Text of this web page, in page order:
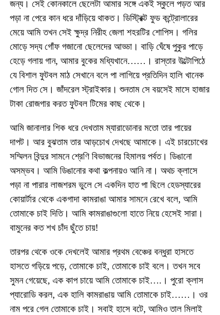
জন্য। সেই কোনকালে ছেলেটা আমার সঙ্গে একই স্কুলে পড়ত আর
পড়া না পেরে কান ধরে দাঁড়িয়ে থাকত। ডিস্ট্রিক্ট ফুড কন্ট্রোলারের
মেয়ে আমি তখন সেই ক্ষুদ্র নিরীহ জেলা শহরটির শোপিস। গলির
মোড়ে সদ্য গোঁফ গজানো ছেলেদের আড্ডা। বাড়ি ঘেঁষে পুকুর পাড়ে
হেড়ে গলায় গান, আমার বুকের মধ্যিখানে……। রাস্তার উল্টোপিঠে
যে বিশাল ফুটবল মাঠ সেখানে বলে পা লাগিয়ে প্রতিদিন হালি খানেক
গোল দিত সে। জাঁদরেল স্ট্রাইকার। শুনতাম সে বয়সেই মাসে হাজার
টাকা রোজগার করত ফুটবল টিমের কাছ থেকে।
আমি জানালার শিক ধরে দেখতাম ম্যারাডোনার মতো তার পায়ের
দাপট। আর বুঝতাম তার আড়চোখ দেখছে আমাকে। এই চারচোখের
সম্মিলন বিন্দুর সামনে শ্রেণি বিভাজনের হিমালয় পর্বত। ডিঙানো
অসম্ভব। আমি ডিঙানোর কথা কল্পনায়ও আনি না। অথচ ক্লাসে
পড়া না পারার লাজশরম ভুলে সে একদিন হাত পা ছিলে হেডস্যারের
কোয়ার্টার থেকে একগাদা কামরাঙা আমার সামনে রেখে বলে, আমি
তোমাকে চাই দিতি। আমি কামরাঙাগুলো হাতে নিয়ে হেসেই সারা।
বামুনের কত শখ চাঁদ ছুঁতে চায়!
তারপর থেকে ওকে দেখলেই আমার প্রথম বেঞ্চের বন্ধুরা হাসতে
হাসতে গড়িয়ে পড়ে, তোমাকে চাই, তোমাকে চাই বলে। তখন সবে
সুমন গেয়েছে, এক কাপ চায়ে আমি তোমাকে চাই….। পুরো ক্লাস
প্যারোডি করল, এক হালি কামরাঙায় আমি তোমাকে চাই……। ওর
নাম পরে গেল তোমাকে চাই। সবাই হাসে বটে, আমিও তাল মিলাই